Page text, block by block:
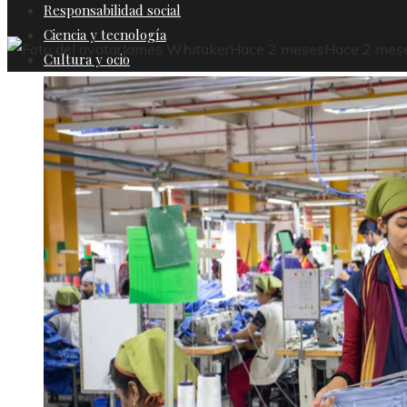
Responsabilidad social
Ciencia y tecnología
Cultura y ocio
James Whitaker Hace 2 meses Hace 2